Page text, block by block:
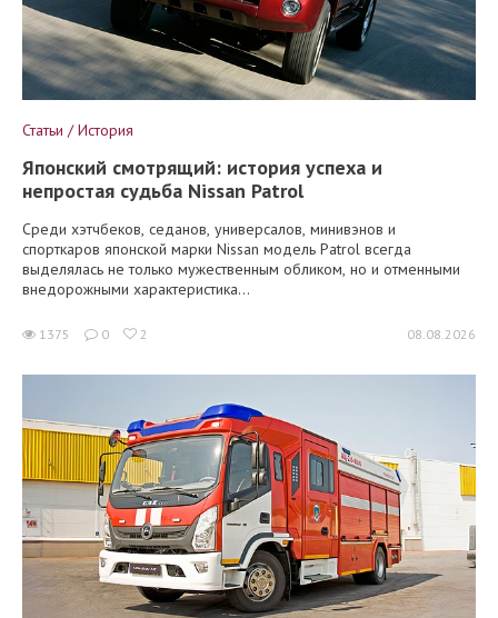
Статьи / История
Японский смотрящий: история успеха и
непростая судьба Nissan Patrol
Среди хэтчбеков, седанов, универсалов, минивэнов и
спорткаров японской марки Nissan модель Patrol всегда
выделялась не только мужественным обликом, но и отменными
внедорожными характеристика...
1375 0 2 08.08.2026